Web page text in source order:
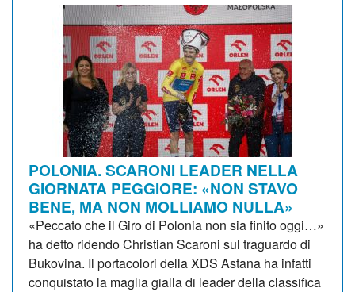
POLONIA. SCARONI LEADER NELLA
GIORNATA PEGGIORE: «NON STAVO
BENE, MA NON MOLLIAMO NULLA»
«Peccato che il Giro di Polonia non sia finito oggi…»
ha detto ridendo Christian Scaroni sul traguardo di
Bukovina. Il portacolori della XDS Astana ha infatti
conquistato la maglia gialla di leader della classifica